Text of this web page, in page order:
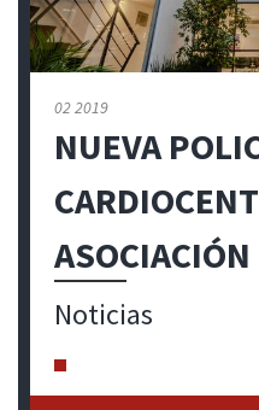
02 2019
NUEVA
Noticias